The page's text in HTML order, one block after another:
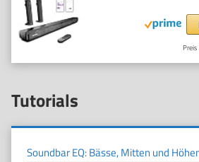
Tutorials
Soundbar EQ: Bässe, Mitten und